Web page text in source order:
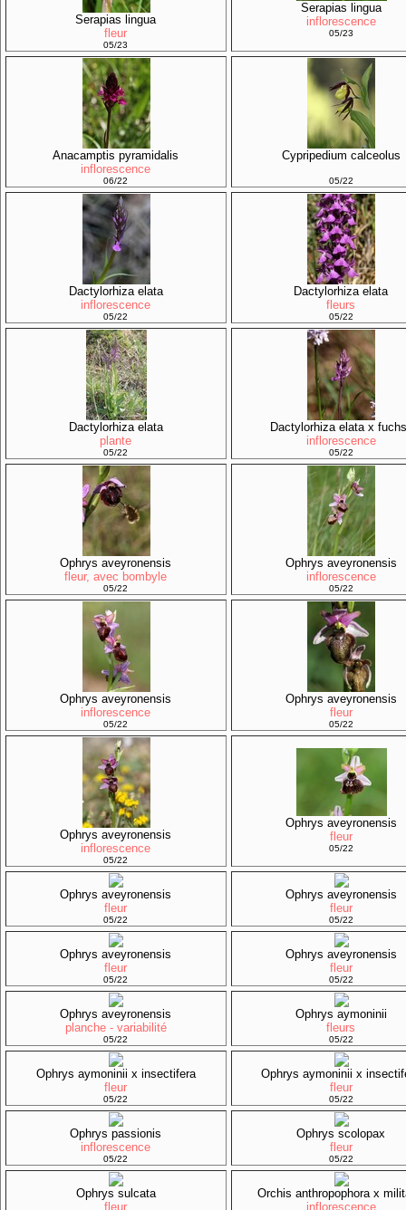
Serapias lingua
fleur
05/23
Serapias lingua
inflorescence
05/23
Anacamptis pyramidalis
inflorescence
06/22
Cypripedium calceolus
05/22
Dactylorhiza elata
inflorescence
05/22
Dactylorhiza elata
fleurs
05/22
Dactylorhiza elata
plante
05/22
Dactylorhiza elata x
inflorescence
05/22
Ophrys aveyronensis
fleur, avec bombyle
05/22
Ophrys aveyronensis
inflorescence
05/22
Ophrys aveyronensis
inflorescence
05/22
Ophrys aveyronensis
fleur
05/22
Ophrys aveyronensis
inflorescence
05/22
Ophrys aveyronensis
fleur
05/22
Ophrys aveyronensis
fleur
05/22
Ophrys aveyronensis
fleur
05/22
Ophrys aveyronensis
fleur
05/22
Ophrys aveyronensis
fleur
05/22
Ophrys aveyronensis
planche - variabilité
05/22
Ophrys aymoninii
fleurs
05/22
Ophrys aymoninii x insectifera
fleur
05/22
Ophrys aymoninii x
fleur
05/22
Ophrys passionis
inflorescence
05/22
Ophrys scolopax
fleur
05/22
Ophrys sulcata
fleur
Orchis anthropophora x
inflorescence